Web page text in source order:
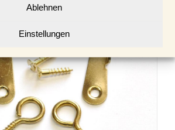
Ablehnen
Einstellungen